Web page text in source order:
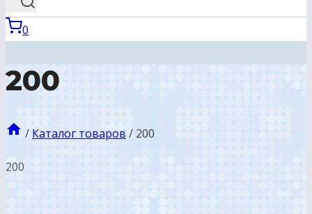
0
200
/ Каталог товаров / 200
200